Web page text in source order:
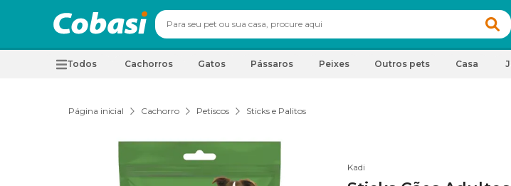
Todos Cachorros Gatos Pássaros Peixes Outros pets Casa
Página inicial Cachorro Petiscos Sticks e Palitos
Kadi